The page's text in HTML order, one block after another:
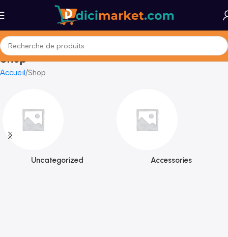
Shop
Accueil Shop
Uncategorized Accessories